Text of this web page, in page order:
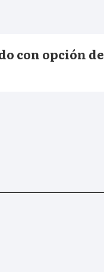
con opción de